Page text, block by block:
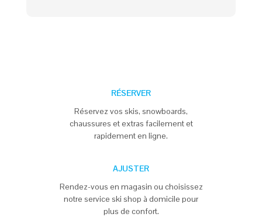
RÉSERVER
Réservez vos skis, snowboards,
chaussures et extras facilement et
rapidement en ligne.
AJUSTER
Rendez-vous en magasin ou choisissez
notre service ski shop à domicile pour
plus de confort.